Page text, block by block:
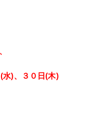
)、３０日(木)